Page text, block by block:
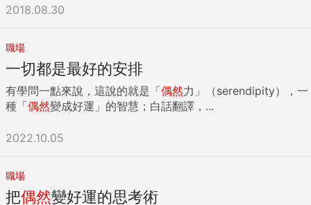
出發就好，不要一開始就想著要從別人身上獲得什麼。」在職
到他人其他的潛質。 還有實際上，如果你真的很不想參加社交
活動，相信我，每個明眼人都看得出來。 社交行銷顧問約翰．
科爾科蘭（John Corcoran）建議這時不妨回到初衷自問：
「我為什麼要去？」是為了交差、開眼界，還是為了在工作上
或人生中更好的發展？如果連半推半就的動機都沒有，還是別
想去、如果不是為了建立人脈，我才不會出席」的被動心態，
秉持正面的態度，試想「去了，可以遇到好久不見的朋友，或
許還可以遇見幾個聊得來的人。」或是「去聽聽看其他人講什
麼，或許我也有可以幫忙的地方。」 【參加社交場合前，你可
2018.08.30
職場
一切都是最好的安排
有學問一點來說，這說的就是「偶然力」（serendipity），一
種「偶然變成好運」的智慧；白話翻譯，...
2022.10.05
職場
把偶然變好運的思考術